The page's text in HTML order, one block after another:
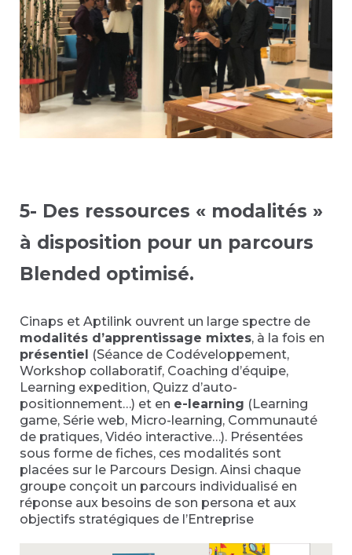
5- Des ressources « modalités »
à disposition pour un parcours
Blended optimisé.
Cinaps et Aptilink ouvrent un large spectre de
modalités d’apprentissage mixtes, à la fois en
présentiel (Séance de Codéveloppement,
Workshop collaboratif, Coaching d’équipe,
Learning expedition, Quizz d’auto-
positionnement…) et en e-learning (Learning
game, Série web, Micro-learning, Communauté
de pratiques, Vidéo interactive…). Présentées
sous forme de fiches, ces modalités sont
placées sur le Parcours Design. Ainsi chaque
groupe conçoit un parcours individualisé en
réponse aux besoins de son persona et aux
objectifs stratégiques de l’Entreprise